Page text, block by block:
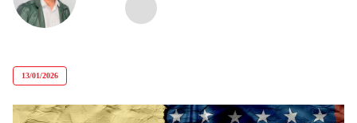
13/01/2026